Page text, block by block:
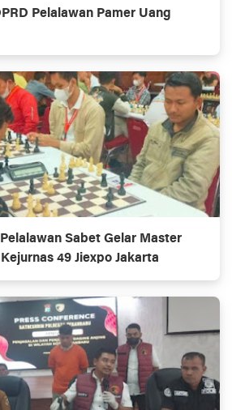
Pelalawan Pamer Uang
Sabet Gelar Master
49 Jiexpo Jakarta